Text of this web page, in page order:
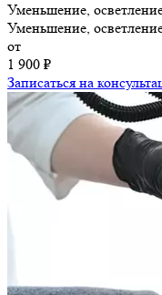
Уменьшение,
Уменьшение,
от
1 900 ₽
Записаться на